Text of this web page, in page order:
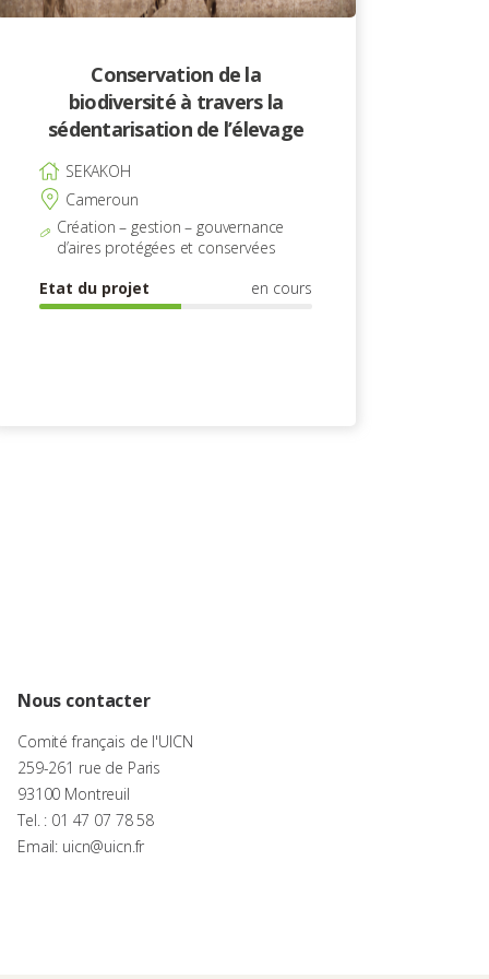
Conservation de la
biodiversité à travers la
sédentarisation de l’élevage
SEKAKOH
Cameroun
Création – gestion – gouvernance
d’aires protégées et conservées
Etat du projet
en cours
Nous contacter
Comité français de l'UICN
259-261 rue de Paris
93100 Montreuil
Tel. : 01 47 07 78 58
Email: uicn@uicn.fr